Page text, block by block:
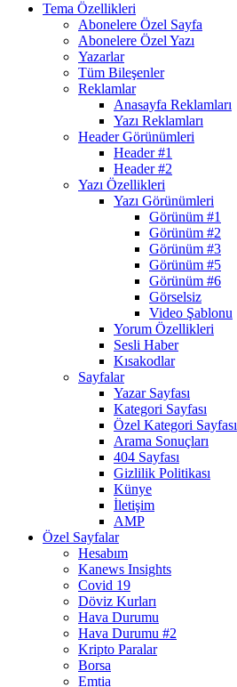
Tema Özellikleri
Abonelere Özel Sayfa
Abonelere Özel Yazı
Yazarlar
Tüm Bileşenler
Reklamlar
Anasayfa Reklamları
Yazı Reklamları
Header Görünümleri
Header #1
Header #2
Yazı Özellikleri
Yazı Görünümleri
Görünüm #1
Görünüm #2
Görünüm #3
Görünüm #5
Görünüm #6
Görselsiz
Video Şablonu
Yorum Özellikleri
Sesli Haber
Kısakodlar
Sayfalar
Yazar Sayfası
Kategori Sayfası
Özel Kategori Sayfası
Arama Sonuçları
404 Sayfası
Gizlilik Politikası
Künye
İletişim
AMP
Özel Sayfalar
Hesabım
Kanews Insights
Covid 19
Döviz Kurları
Hava Durumu
Hava Durumu #2
Kripto Paralar
Borsa
Emtia